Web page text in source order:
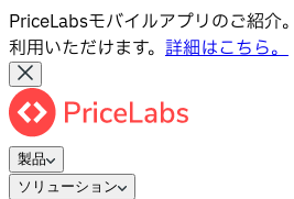
PriceLabsモバイルアプリのご紹介
利用いただけます。 詳細はこちら。
製品
ソリューション